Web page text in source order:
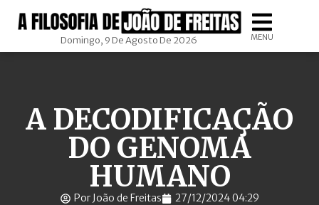
Domingo, 9 De Agosto De 2026 MENU
A DECODIFICAÇÃO
DO GENOMA
HUMANO
Por João de Freitas 27/12/2024 04:29